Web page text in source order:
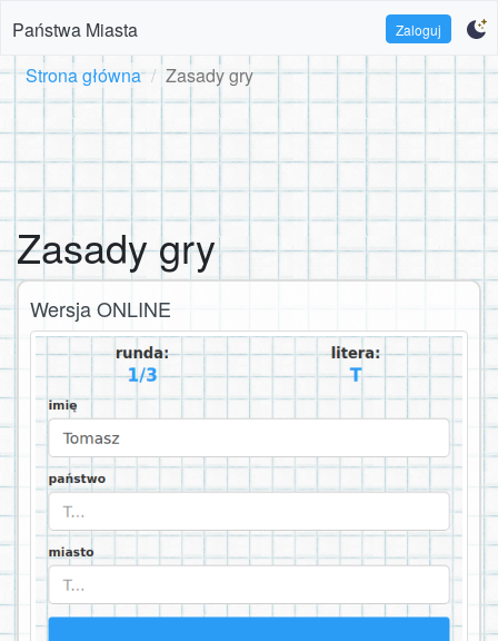
Państwa Miasta Zaloguj
Strona główna Zasady gry
Zasady gry
Wersja ONLINE